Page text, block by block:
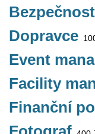
Dopravce
Event
Facility
Finanční